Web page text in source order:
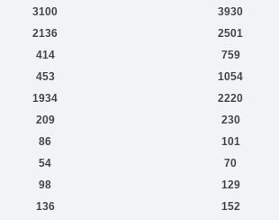
3100 3930
2136 2501
414 759
453 1054
1934 2220
209 230
86 101
54 70
98 129
136 152